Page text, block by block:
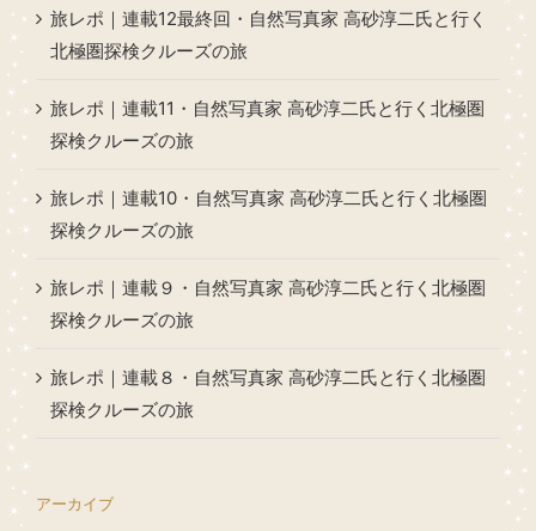
旅レポ｜連載12最終回・自然写真家 高砂淳二氏と行く
北極圏探検クルーズの旅
旅レポ｜連載11・自然写真家 高砂淳二氏と行く北極圏
探検クルーズの旅
旅レポ｜連載10・自然写真家 高砂淳二氏と行く北極圏
探検クルーズの旅
旅レポ｜連載９・自然写真家 高砂淳二氏と行く北極圏
探検クルーズの旅
旅レポ｜連載８・自然写真家 高砂淳二氏と行く北極圏
探検クルーズの旅
アーカイブ